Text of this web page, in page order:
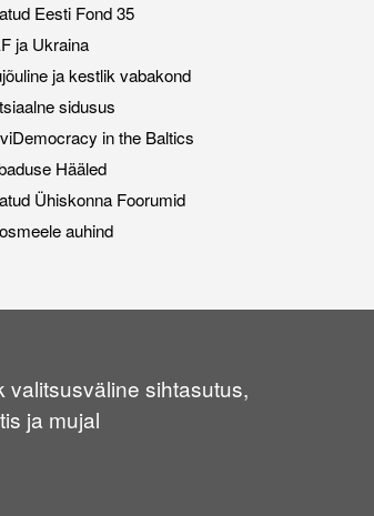
Eesti Fond 35
ja Ukraina
ja kestlik vabakond
sidusus
in the Baltics
Hääled
Ühiskonna Foorumid
auhind
valitsusväline sihtasutus,
ja mujal